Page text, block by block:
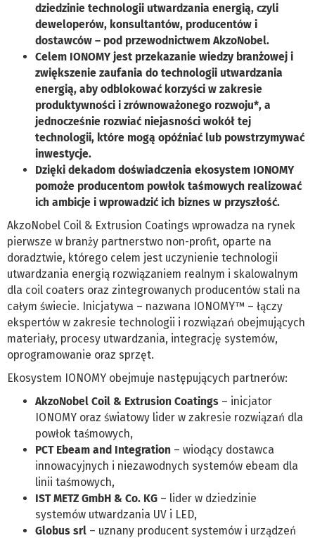
dziedzinie technologii utwardzania energią, czyli
deweloperów, konsultantów, producentów i
dostawców – pod przewodnictwem AkzoNobel.
Celem IONOMY jest przekazanie wiedzy branżowej i
zwiększenie zaufania do technologii utwardzania
energią, aby odblokować korzyści w zakresie
produktywności i zrównoważonego rozwoju*, a
jednocześnie rozwiać niejasności wokół tej
technologii, które mogą opóźniać lub powstrzymywać
inwestycje.
Dzięki dekadom doświadczenia ekosystem IONOMY
pomoże producentom powłok taśmowych realizować
ich ambicje i wprowadzić ich biznes w przyszłość.
AkzoNobel Coil & Extrusion Coatings wprowadza na rynek
pierwsze w branży partnerstwo non-profit, oparte na
doradztwie, którego celem jest uczynienie technologii
utwardzania energią rozwiązaniem realnym i skalowalnym
dla coil coaters oraz zintegrowanych producentów stali na
całym świecie. Inicjatywa – nazwana IONOMY™ – łączy
ekspertów w zakresie technologii i rozwiązań obejmujących
materiały, procesy utwardzania, integrację systemów,
oprogramowanie oraz sprzęt.
Ekosystem IONOMY obejmuje następujących partnerów:
AkzoNobel Coil & Extrusion Coatings – inicjator
IONOMY oraz światowy lider w zakresie rozwiązań dla
powłok taśmowych,
PCT Ebeam and Integration – wiodący dostawca
innowacyjnych i niezawodnych systemów ebeam dla
linii taśmowych,
IST METZ GmbH & Co. KG – lider w dziedzinie
systemów utwardzania UV i LED,
Globus srl – uznany producent systemów i urządzeń